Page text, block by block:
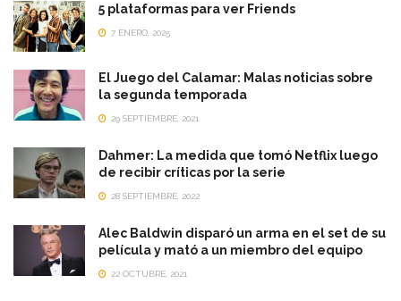
5 plataformas para ver Friends
7 ENERO, 2025
El Juego del Calamar: Malas noticias sobre
la segunda temporada
29 SEPTIEMBRE, 2021
Dahmer: La medida que tomó Netflix luego
de recibir críticas por la serie
28 SEPTIEMBRE, 2022
Alec Baldwin disparó un arma en el set de su
película y mató a un miembro del equipo
22 OCTUBRE, 2021